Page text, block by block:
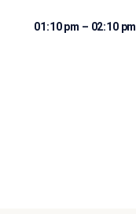
01:10 pm – 02:10 pm